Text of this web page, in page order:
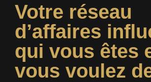
Votre réseau
d’affaires
qui vous êtes
vous voulez